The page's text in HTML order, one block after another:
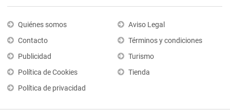
Quiénes somos
Contacto
Publicidad
Política de Cookies
Política de privacidad
Aviso Legal
Términos y condiciones
Turismo
Tienda